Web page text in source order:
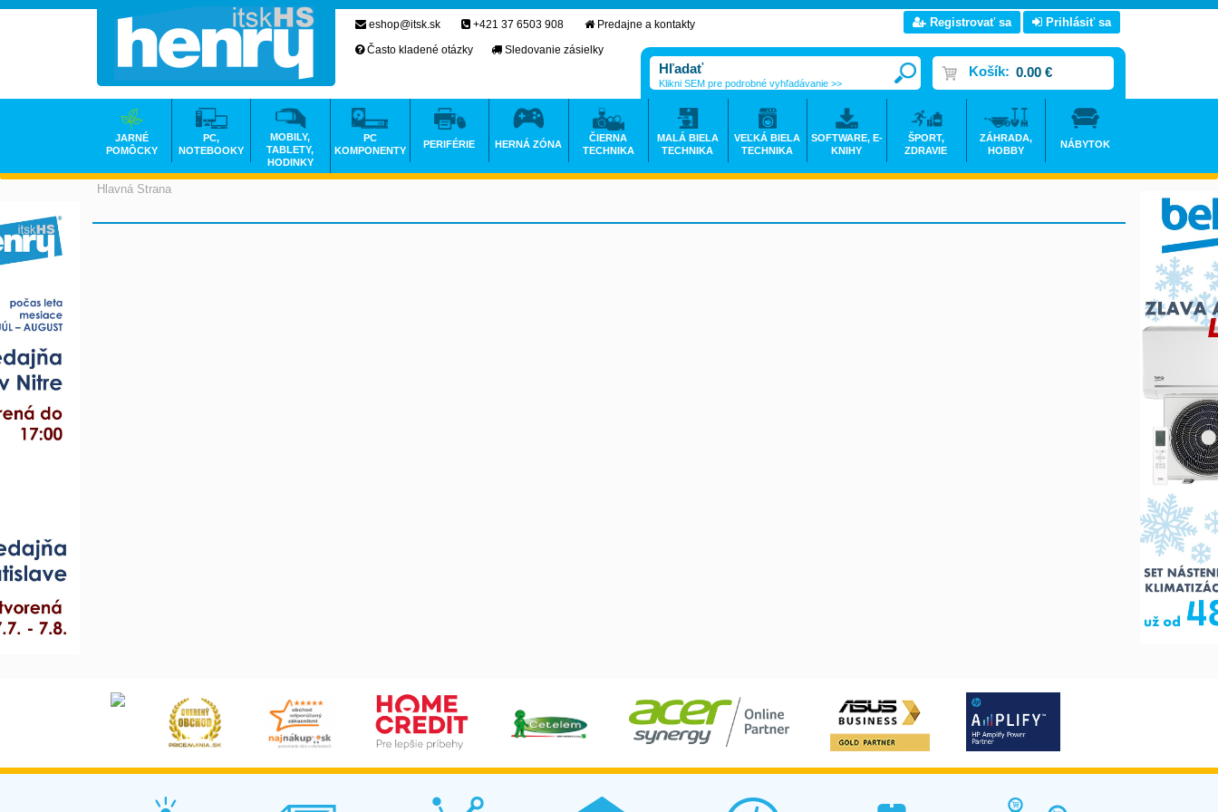
Hlavná Strana
eshop@itsk.sk +421 37 6503 908
Predajne a kontakty
Často kladené otázky
Sledovanie zásielky
Registrovať sa Prihlásiť sa
Košík: 0.00 €
Klikni SEM pre podrobné vyhľadávanie >>
JARNÉ
POMÔCKY
PC,
NOTEBOOKY
MOBILY,
TABLETY,
HODINKY
PC
KOMPONENTY
PERIFÉRIE HERNÁ ZÓNA
ČIERNA
TECHNIKA
MALÁ BIELA
TECHNIKA
VEĽKÁ BIELA
TECHNIKA
SOFTWARE, E-
KNIHY
ŠPORT,
ZDRAVIE
ZÁHRADA,
HOBBY
NÁBYTOK